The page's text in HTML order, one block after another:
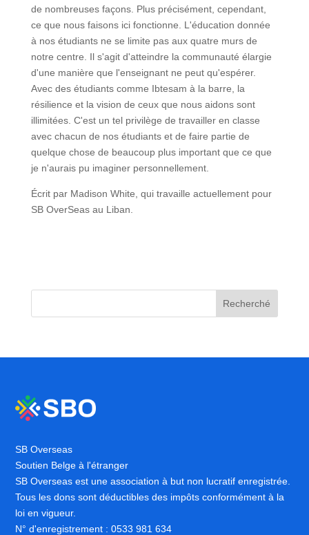
de nombreuses façons. Plus précisément, cependant,
ce que nous faisons ici fonctionne. L'éducation donnée
à nos étudiants ne se limite pas aux quatre murs de
notre centre. Il s'agit d'atteindre la communauté élargie
d'une manière que l'enseignant ne peut qu'espérer.
Avec des étudiants comme Ibtesam à la barre, la
résilience et la vision de ceux que nous aidons sont
illimitées. C'est un tel privilège de travailler en classe
avec chacun de nos étudiants et de faire partie de
quelque chose de beaucoup plus important que ce que
je n'aurais pu imaginer personnellement.
Écrit par Madison White, qui travaille actuellement pour
SB OverSeas au Liban.
Recherché
SB Overseas
Soutien Belge à l'étranger
SB Overseas est une association à but non lucratif enregistrée.
Tous les dons sont déductibles des impôts conformément à la
loi en vigueur.
N° d'enregistrement : 0533 981 634